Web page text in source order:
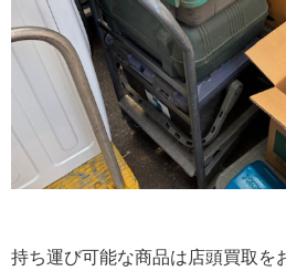
持ち運び可能な商品は店頭買取を